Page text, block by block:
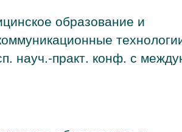
образование и
науч.-практ. конф. с